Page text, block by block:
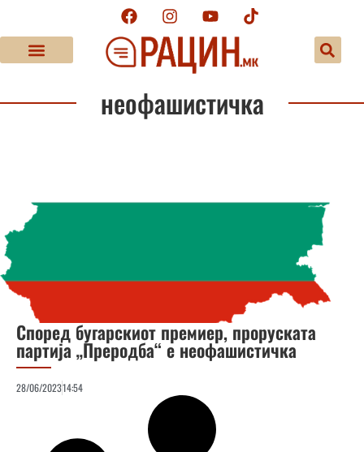
неофашистичка
Според бугарскиот премиер, проруската
партија „Преродба“ е неофашистичка
28/06/202314:54